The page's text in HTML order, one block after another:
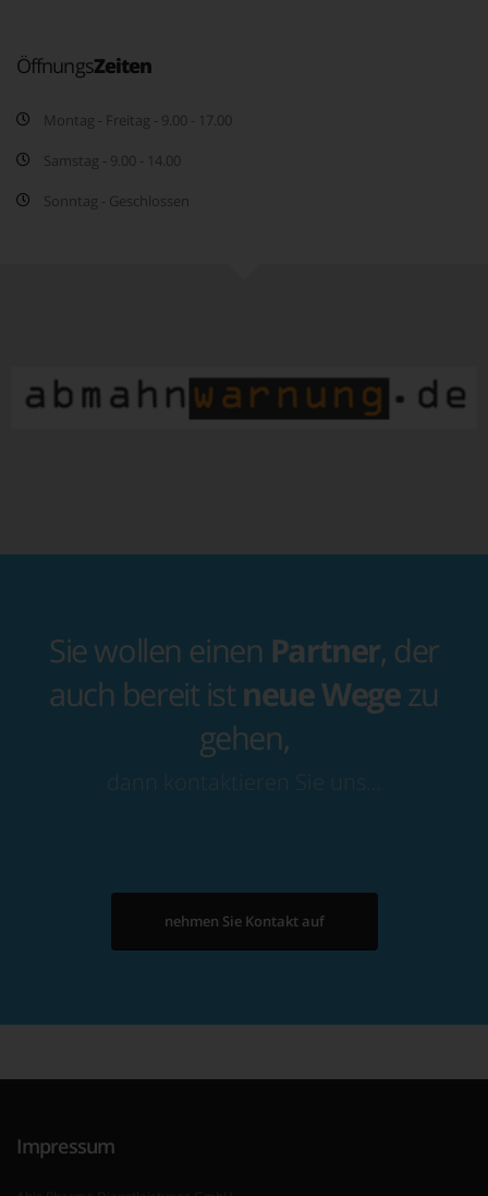
ÖffnungsZeiten
Montag - Freitag - 9.00 - 17.00
Samstag - 9.00 - 14.00
Sonntag - Geschlossen
Sie wollen einen Partner, der
auch bereit ist neue Wegezu
gehen,
dann kontaktieren Sie uns…
nehmen Sie Kontakt auf
Impressum